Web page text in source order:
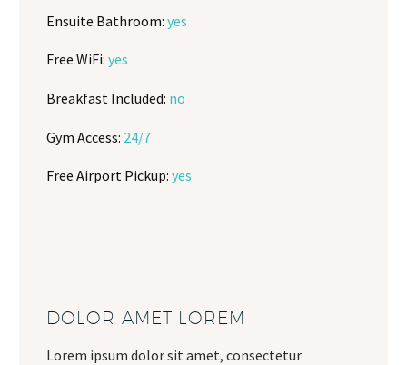
Ensuite Bathroom: yes
Free WiFi: yes
Breakfast Included: no
Gym Access: 24/7
Free Airport Pickup: yes
DOLOR AMET LOREM
Lorem ipsum dolor sit amet, consectetur